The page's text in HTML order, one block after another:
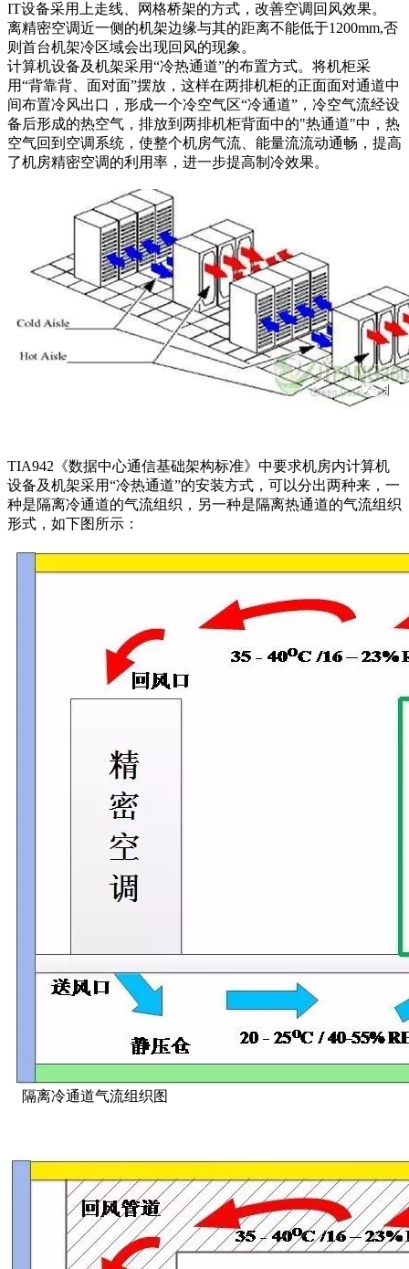
IT设备采用上走线、网格桥架的方式，改善空调回风效果。
离精密空调近一侧的机架边缘与其的距离不能低于1200mm,否
则首台机架冷区域会出现回风的现象。
计算机设备及机架采用“冷热通道”的布置方式。将机柜采
用“背靠背、面对面”摆放，这样在两排机柜的正面面对通道中
间布置冷风出口，形成一个冷空气区“冷通道”，冷空气流经设
备后形成的热空气，排放到两排机柜背面中的"热通道"中，热
空气回到空调系统，使整个机房气流、能量流流动通畅，提高
了机房精密空调的利用率，进一步提高制冷效果。
TIA942《数据中心通信基础架构标准》中要求机房内计算机
设备及机架采用“冷热通道”的安装方式，可以分出两种来，一
种是隔离冷通道的气流组织，另一种是隔离热通道的气流组织
形式，如下图所示：
隔离冷通道气流组织图